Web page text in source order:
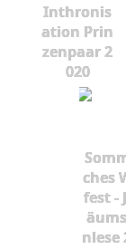
Inthronis
ation Prin
zenpaar 2
020
ches
fest -
nlese